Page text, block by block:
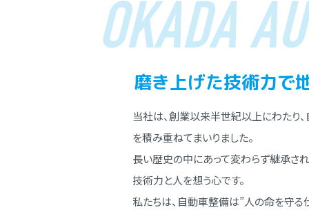
OKADA
磨き上げた技術⼒で
当社は、創業以来半世紀以上にわたり
を積み重ねてまいりました。
⻑い歴史の中にあって変わらず継承さ
技術⼒と⼈を想う⼼です。
私たちは、⾃動⾞整備は”⼈の命を守る